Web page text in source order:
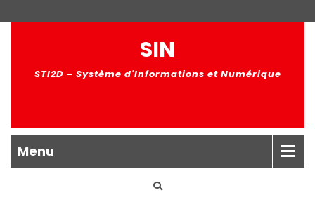
SIN
STI2D – Système d'Informations et Numérique
Menu